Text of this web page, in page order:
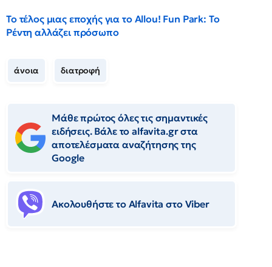
Το τέλος μιας εποχής για το Allou! Fun Park: Το
Ρέντη αλλάζει πρόσωπο
άνοια διατροφή
Μάθε πρώτος όλες τις σημαντικές
ειδήσεις. Βάλε το alfavita.gr στα
αποτελέσματα αναζήτησης της
Google
Ακολουθήστε το Αlfavita στο Viber